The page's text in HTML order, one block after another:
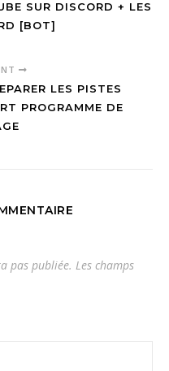
SUR DISCORD + LES
[BOT]
LES PISTES
PROGRAMME DE
pas publiée. Les champs